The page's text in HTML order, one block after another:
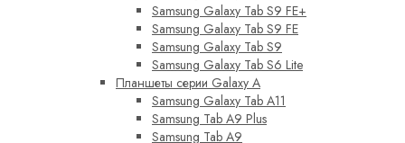
Samsung Galaxy Tab S9 FE+
Samsung Galaxy Tab S9 FE
Samsung Galaxy Tab S9
Samsung Galaxy Tab S6 Lite
Планшеты серии Galaxy A
Samsung Galaxy Tab A11
Samsung Tab A9 Plus
Samsung Tab A9